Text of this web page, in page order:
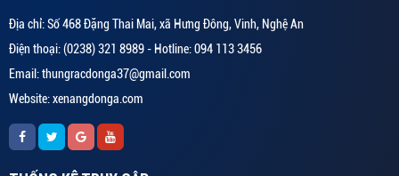
Địa chỉ: Số 468 Đặng Thai Mai, xã Hưng Đông, Vinh, Nghệ An
Điện thoại: (0238) 321 8989 - Hotline: 094 113 3456
Email: thungracdonga37@gmail.com
Website: xenangdonga.com